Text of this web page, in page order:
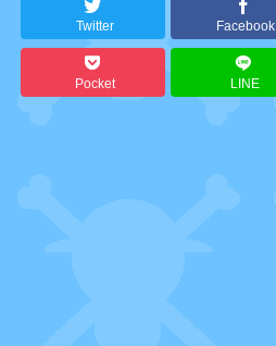
Twitter Facebook
Pocket LINE